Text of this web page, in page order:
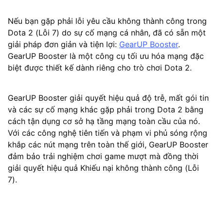
Nếu bạn gặp phải lỗi yêu cầu không thành công trong
Dota 2 (Lỗi 7) do sự cố mạng cá nhân, đã có sẵn một
giải pháp đơn giản và tiện lợi: GearUP Booster.
GearUP Booster là một công cụ tối ưu hóa mạng đặc
biệt được thiết kế dành riêng cho trò chơi Dota 2.
GearUP Booster giải quyết hiệu quả độ trễ, mất gói tin
và các sự cố mạng khác gặp phải trong Dota 2 bằng
cách tận dụng cơ sở hạ tầng mạng toàn cầu của nó.
Với các công nghệ tiên tiến và phạm vi phủ sóng rộng
khắp các nút mạng trên toàn thế giới, GearUP Booster
đảm bảo trải nghiệm chơi game mượt mà đồng thời
giải quyết hiệu quả Khiếu nại không thành công (Lỗi
7).